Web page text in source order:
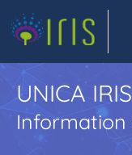
UNICA
Information